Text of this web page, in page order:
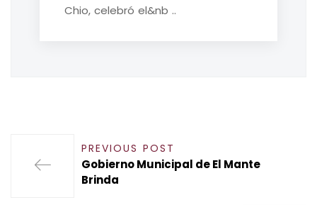
Chio, celebró el&nb ..
PREVIOUS POST
Gobierno Municipal de El Mante
Brinda